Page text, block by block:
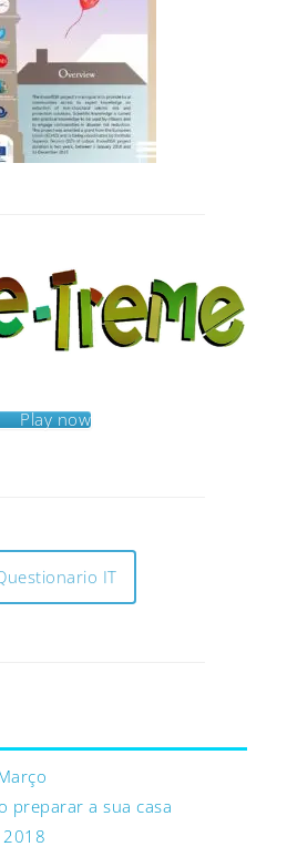
Play now
IT
preparar a sua casa
2018